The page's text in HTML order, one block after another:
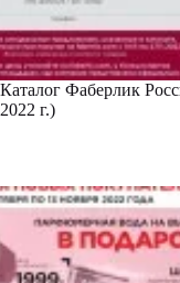
Каталог Фаберлик
2022 г.)